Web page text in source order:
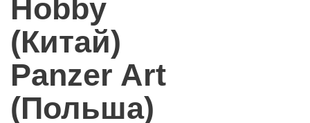
Hobby
(Китай)
Panzer Art
(Польша)